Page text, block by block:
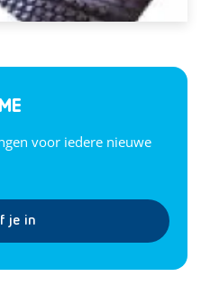
voor iedere nieuwe
je in